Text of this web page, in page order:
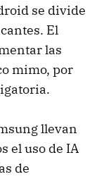
se divide
El
las
mimo, por
llevan
el uso de IA
de